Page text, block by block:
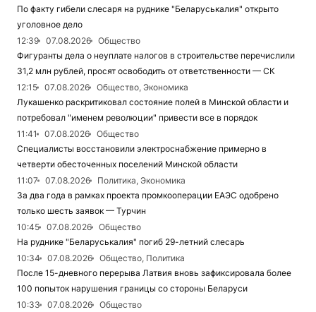
По факту гибели слесаря на руднике "Беларуськалия" открыто
уголовное дело
12:39
07.08.2026
Общество
Фигуранты дела о неуплате налогов в строительстве перечислили
31,2 млн рублей, просят освободить от ответственности — СК
12:15
07.08.2026
Общество, Экономика
Лукашенко раскритиковал состояние полей в Минской области и
потребовал "именем революции" привести все в порядок
11:41
07.08.2026
Общество
Специалисты восстановили электроснабжение примерно в
четверти обесточенных поселений Минской области
11:07
07.08.2026
Политика, Экономика
За два года в рамках проекта промкооперации ЕАЭС одобрено
только шесть заявок — Турчин
10:45
07.08.2026
Общество
На руднике "Беларуськалия" погиб 29-летний слесарь
10:34
07.08.2026
Общество, Политика
После 15-дневного перерыва Латвия вновь зафиксировала более
100 попыток нарушения границы со стороны Беларуси
10:33
07.08.2026
Общество